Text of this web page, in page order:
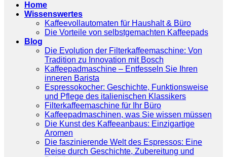
Home
Wissenswertes
Kaffeevollautomaten für Haushalt & Büro
Die Vorteile von selbstgemachten Kaffeepads
Blog
Die Evolution der Filterkaffeemaschine: Von
Tradition zu Innovation mit Bosch
Kaffeepadmaschine – Entfesseln Sie Ihren
inneren Barista
Espressokocher: Geschichte, Funktionsweise
und Pflege des italienischen Klassikers
Filterkaffeemaschine für Ihr Büro
Kaffeepadmaschinen, was Sie wissen müssen
Die Kunst des Kaffeeanbaus: Einzigartige
Aromen
Die faszinierende Welt des Espressos: Eine
Reise durch Geschichte, Zubereitung und